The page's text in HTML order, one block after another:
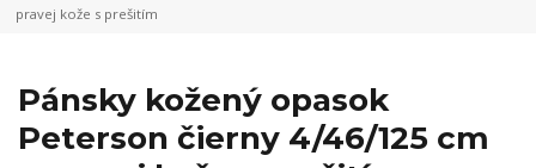
pravej kože s prešitím
Pánsky kožený opasok
Peterson čierny 4/46/125 cm